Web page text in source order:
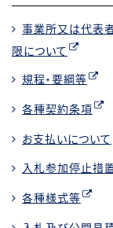
事業所又は代表
限について
規程・要綱等
各種契約条項
お支払いについて
入札参加停止措
各種様式等